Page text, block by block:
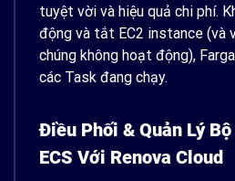
tuyệt vời và hiệu quả chi phí.
động và tắt EC2 instance (và
chúng không hoạt động),
các Task đang chạy.
Điều Phối & Quản Lý
ECS Với Renova Cloud